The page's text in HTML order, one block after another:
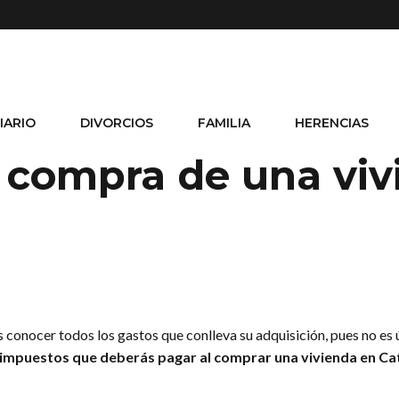
DIVORCIOS FAMILIA HERENCIAS
de una
todos los gastos que conlleva su adquisición, pues no
que deberás pagar al comprar una vivienda en